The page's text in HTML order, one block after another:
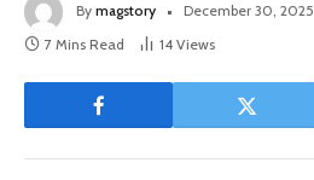
By magstory December 30, 2025
7 Mins Read
14 Views